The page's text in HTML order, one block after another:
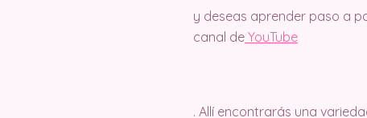
y deseas aprender paso a
canal de YouTube
. Allí encontrarás una